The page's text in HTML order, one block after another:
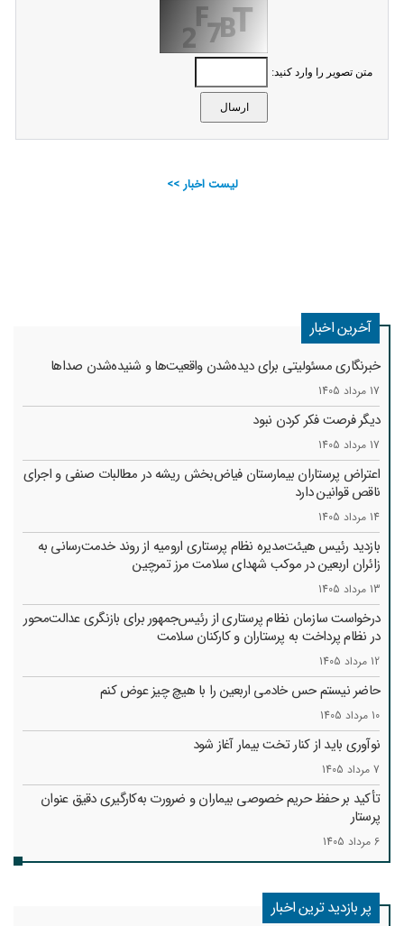
متن تصویر را وارد کنید:
لیست اخبار >>
آخرین اخبار
خبرنگاری مسئولیتی برای دیده‌شدن واقعیت‌ها و شنیده‌شدن صداها
17 مرداد 1405
دیگر فرصت فکر کردن نبود
17 مرداد 1405
اعتراض پرستاران بیمارستان فیاض‌بخش ریشه در مطالبات صنفی و اجرای
ناقص قوانین دارد
14 مرداد 1405
بازدید رئیس هیئت‌مدیره نظام پرستاری ارومیه از روند خدمت‌رسانی به
زائران اربعین در موکب شهدای سلامت مرز تمرچین
13 مرداد 1405
درخواست سازمان نظام پرستاری از رئیس‌جمهور برای بازنگری عدالت‌محور
در نظام پرداخت به پرستاران و کارکنان سلامت
12 مرداد 1405
حاضر نیستم حس خادمی اربعین را با هیچ چیز عوض کنم
10 مرداد 1405
نوآوری باید از کنار تخت بیمار آغاز شود
7 مرداد 1405
تأکید بر حفظ حریم خصوصی بیماران و ضرورت به‌کارگیری دقیق عنوان
پرستار
6 مرداد 1405
پر بازدید ترین اخبار